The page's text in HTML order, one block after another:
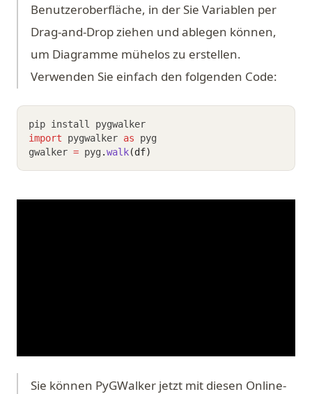
Benutzeroberfläche, in der Sie Variablen per
Drag-and-Drop ziehen und ablegen können,
um Diagramme mühelos zu erstellen.
Verwenden Sie einfach den folgenden Code:
pip install pygwalker
import pygwalker as pyg
gwalker = pyg .walk(df)
Sie können PyGWalker jetzt mit diesen Online-